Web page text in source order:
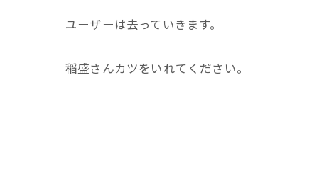
ユーザーは去っていきます。
稲盛さんカツをいれてください。